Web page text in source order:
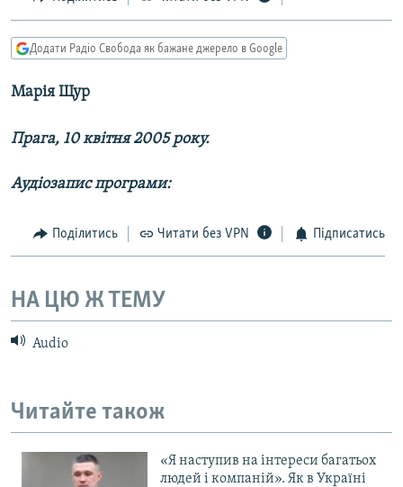
Перейти
до
КУЛЬТУРА
СПОРТ
КРИМ.РЕАЛІЇ
ТИ ЯК?
СХЕМИ
МУЛЬТИМЕДІА
ФОТО
СПЕЦПРОЄКТИ
ПОДКАСТИ
КРИМ РЕАЛІЇ
ДОЛУЧАЙСЯ!
Додати Радіо Свобода як бажане джерело в Google
Марія Щур
Прага, 10 квітня 2005 року.
Аудіозапис програми:
Поділитись Читати без VPN Підписатись
НА ЦЮ Ж ТЕМУ
Audio
Читайте також
«Я наступив на інтереси багатьох
людей і компаній». Як в Україні